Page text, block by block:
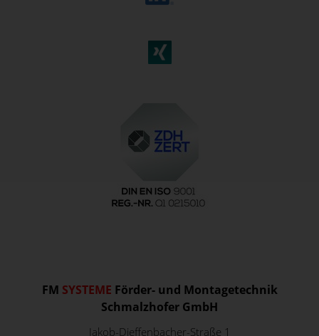
FM SYSTEME Förder- und Montagetechnik
Schmalzhofer GmbH
Jakob-Dieffenbacher-Straße 1